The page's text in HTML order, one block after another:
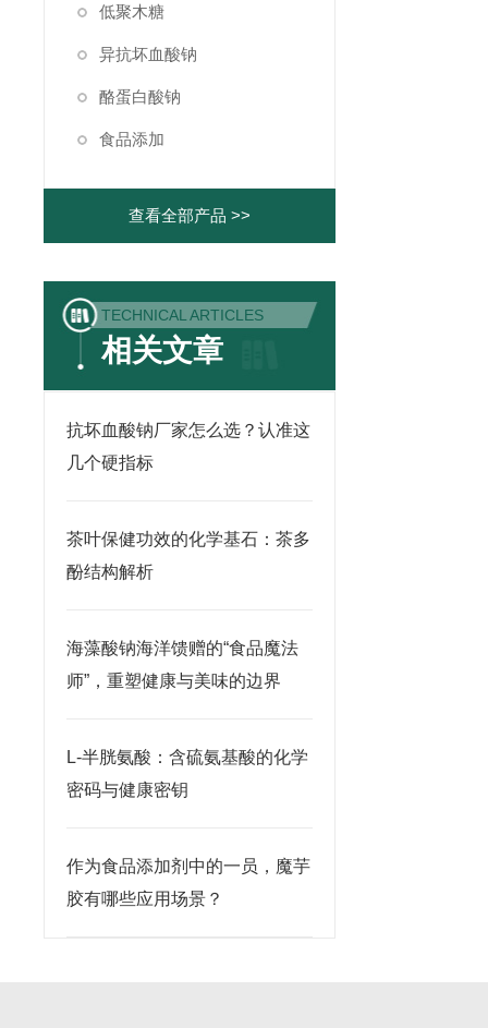
低聚木糖
异抗坏血酸钠
酪蛋白酸钠
食品添加
查看全部产品 >>
TECHNICAL ARTICLES
相关文章
抗坏血酸钠厂家怎么选？认准这
几个硬指标
茶叶保健功效的化学基石：茶多
酚结构解析
海藻酸钠海洋馈赠的“食品魔法
师”，重塑健康与美味的边界
L-半胱氨酸：含硫氨基酸的化学
密码与健康密钥
作为食品添加剂中的一员，魔芋
胶有哪些应用场景？